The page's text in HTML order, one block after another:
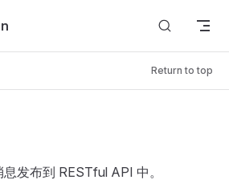
Return to top
发布到 RESTful API 中。